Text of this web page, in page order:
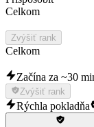
Celkom
Zvýšiť rank
Celkom
Začína za ~30
Zvýšiť rank
Rýchla pokladňa